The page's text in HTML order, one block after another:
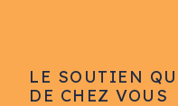
LE SOUTIEN
DE CHEZ VOUS